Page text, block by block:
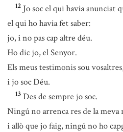
12 Jo soc el qui havia anunciat
el qui ho havia fet saber:
jo, i no pas cap altre déu.
Ho dic jo, el Senyor.
Els meus testimonis sou
i jo soc Déu.
13 Des de sempre jo soc.
Ningú no arrenca res de la meva
i allò que jo faig, ningú no ho